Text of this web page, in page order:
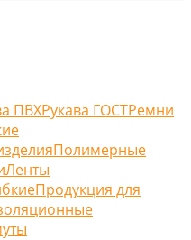
ПВХРукава ГОСТРемни
Полимерные
Ленты
Продукция для